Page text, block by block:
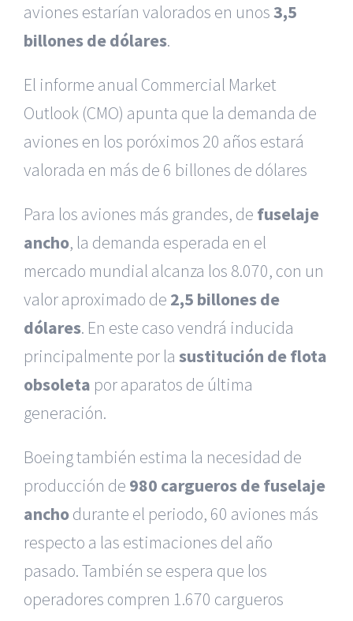
aviones estarían valorados en unos 3,5
billones de dólares.
El informe anual Commercial Market
Outlook (CMO) apunta que la demanda de
aviones en los poróximos 20 años estará
valorada en más de 6 billones de dólares
Para los aviones más grandes, de fuselaje
ancho, la demanda esperada en el
mercado mundial alcanza los 8.070, con un
valor aproximado de 2,5 billones de
dólares. En este caso vendrá inducida
principalmente por la sustitución de flota
obsoleta por aparatos de última
generación.
Boeing también estima la necesidad de
producción de 980 cargueros de fuselaje
anchodurante el periodo, 60 aviones más
respecto a las estimaciones del año
pasado. También se espera que los
operadores compren 1.670 cargueros
|Reclamación de Accidentes en Alicante|Reclamación
de Accidentes en Madrid|BGD Abogados Madrid